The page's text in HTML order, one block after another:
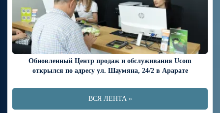
Обновленный Центр продаж и обслуживания Ucom
открылся по адресу ул. Шаумяна, 24/2 в Арарате
ВСЯ ЛЕНТА »